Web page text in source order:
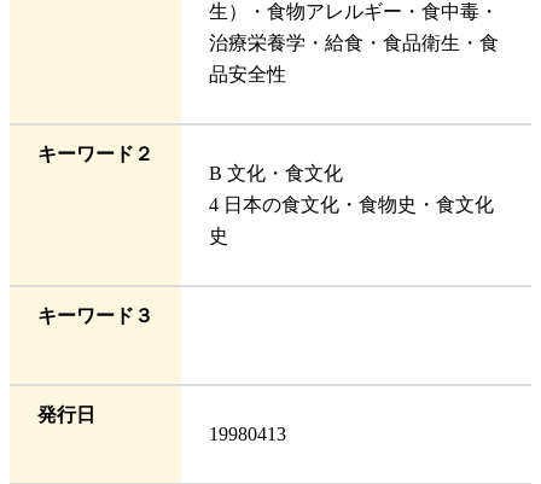
生）・食物アレルギー・食中毒・
治療栄養学・給食・食品衛生・食
品安全性
キーワード２
B 文化・食文化
4 日本の食文化・食物史・食文化
史
キーワード３
発行日
19980413